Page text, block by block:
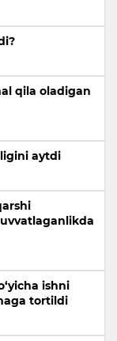
qila oladigan
aytdi
ishni
tortildi